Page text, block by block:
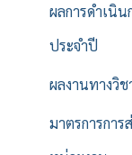
ผลการดำเนิน
ประจำปี
ผลงานทางวิช
มาตรการการ